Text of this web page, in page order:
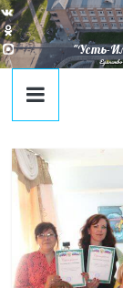
"Усть-